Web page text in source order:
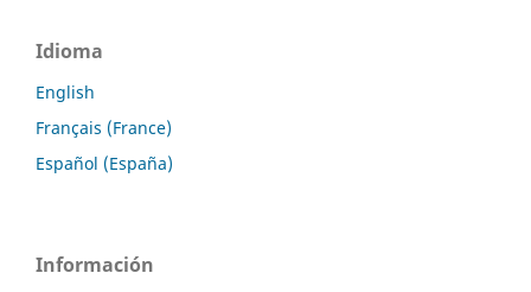
Idioma
English
Français (France)
Español (España)
Información